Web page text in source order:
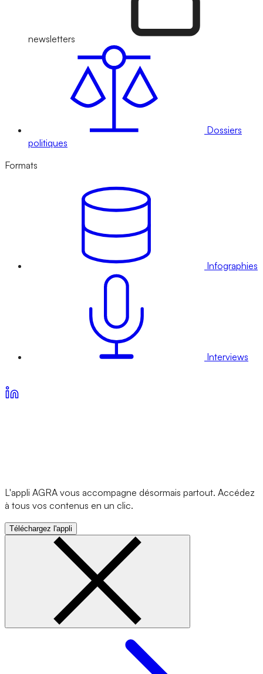
newsletters
Dossiers
politiques
Formats
Infographies
Interviews
L'appli AGRA vous accompagne désormais partout. Accédez
à tous vos contenus en un clic.
Téléchargez l'appli